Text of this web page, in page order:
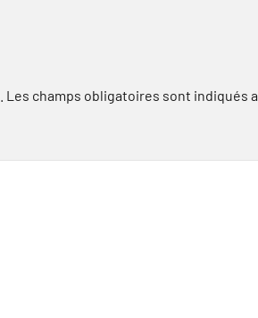
Les champs obligatoires sont indiqués